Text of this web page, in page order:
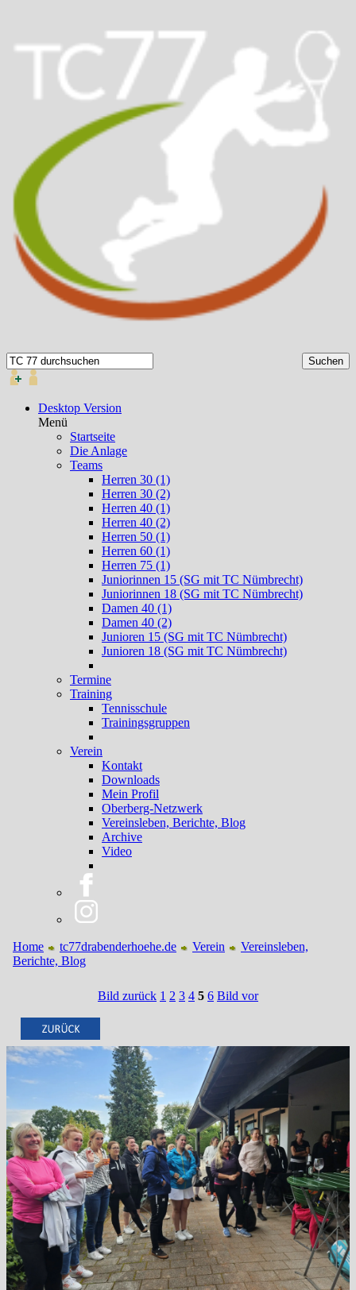
Desktop Version
Menü
Startseite
Die Anlage
Teams
Herren 30 (1)
Herren 30 (2)
Herren 40 (1)
Herren 40 (2)
Herren 50 (1)
Herren 60 (1)
Herren 75 (1)
Juniorinnen 15 (SG mit TC Nümbrecht)
Juniorinnen 18 (SG mit TC Nümbrecht)
Damen 40 (1)
Damen 40 (2)
Junioren 15 (SG mit TC Nümbrecht)
Junioren 18 (SG mit TC Nümbrecht)
Termine
Training
Tennisschule
Trainingsgruppen
Verein
Kontakt
Downloads
Mein Profil
Oberberg-Netzwerk
Vereinsleben, Berichte, Blog
Archive
Video
Home tc77drabenderhoehe.de Verein
Vereinsleben,
Berichte, Blog
Bild zurück 1 2 3 4 5 6 Bild vor